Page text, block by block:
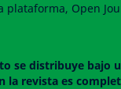
Open
se distribuye bajo
la revista es